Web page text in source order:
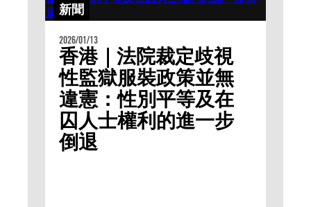
新聞
2026/01/13
香港｜法院裁定歧視
性監獄服裝政策並無
違憲：性別平等及在
囚人士權利的進一步
倒退